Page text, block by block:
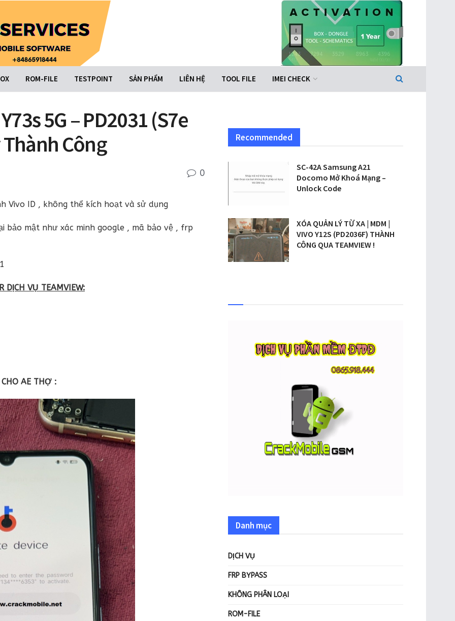
ROM-FILE TESTPOINT SẢN PHẨM LIÊN HỆ TOOL FILE IMEI CHECK
5G – PD2031 (S7e
Công
0
Vivo ID , không thể kích hoạt và sử dụng
bảo mật như xác minh google , mã bảo vệ , frp
DỊCH VỤ TEAMVIEW:
AE THỢ :
Recommended
SC-42A Samsung A21
Docomo Mở Khoá Mạng –
Unlock Code
XÓA QUẢN LÝ TỪ XA | MDM |
VIVO Y12S (PD2036F) THÀNH
CÔNG QUA TEAMVIEW !
Danh mục
DỊCH VỤ
FRP BYPASS
KHÔNG PHÂN LOẠI
ROM-FILE